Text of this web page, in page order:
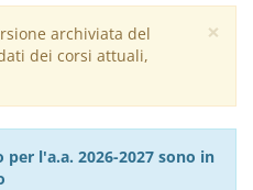
×
archiviata del
dei corsi attuali,
l'a.a. 2026-2027 sono in